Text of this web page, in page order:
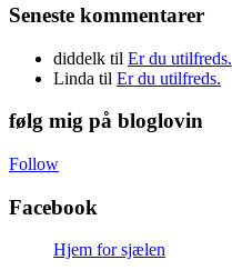
Seneste kommentarer
diddelk til Er du utilfreds.
Linda til Er du utilfreds.
følg mig på bloglovin
Follow
Facebook
Hjem for sjælen